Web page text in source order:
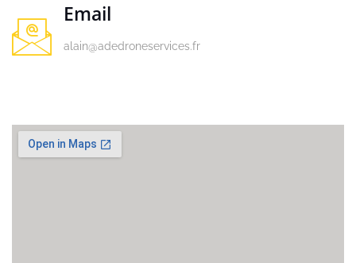
Email
alain@adedroneservices.fr